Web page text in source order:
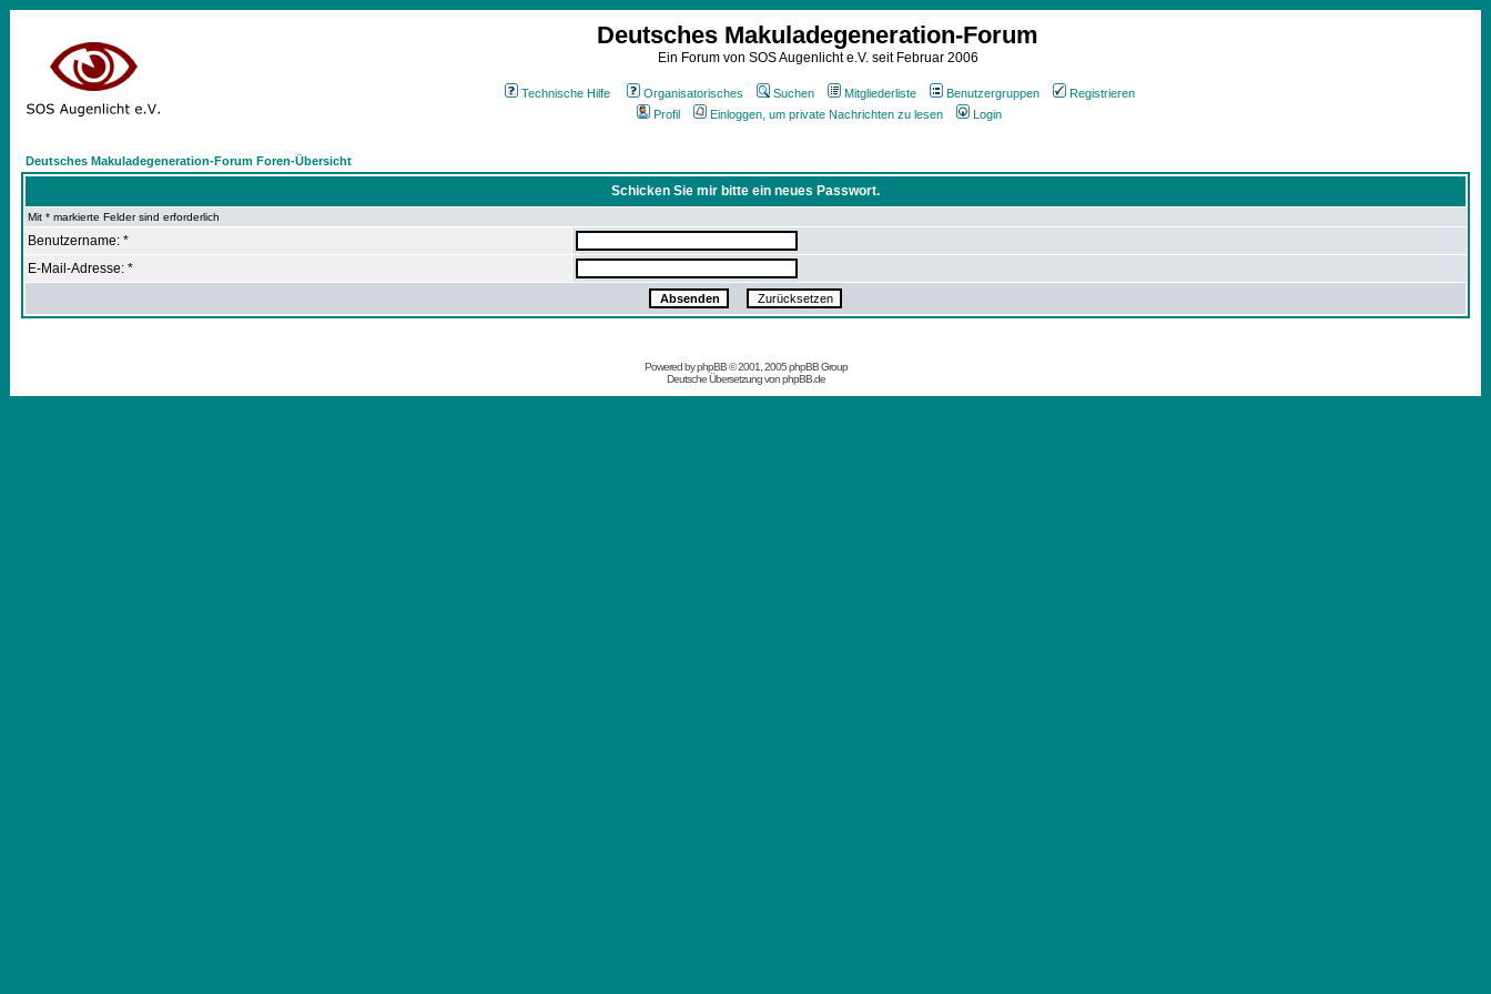
Deutsches Makuladegeneration-Forum
Ein Forum von SOS Augenlicht e.V. seit Februar 2006
Technische Hilfe Organisatorisches Suchen Mitgliederliste Benutzergruppen
Registrieren
Profil
Einloggen, um private Nachrichten zu lesen Login
Deutsches Makuladegeneration-Forum Foren-Übersicht
Schicken Sie mir bitte ein neues Passwort.
Mit * markierte Felder sind erforderlich
Benutzername: *
E-Mail-Adresse: *
Powered byphpBB© 2001, 2005 phpBB Group
Deutsche Übersetzung vonphpBB.de